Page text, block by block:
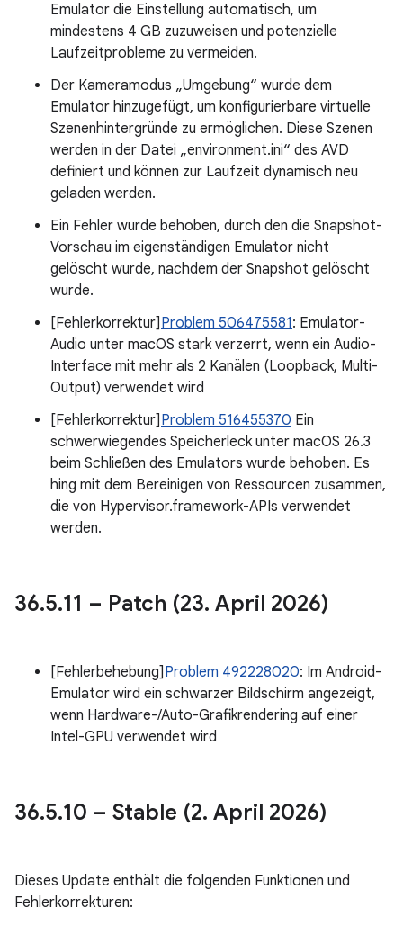
Emulator die Einstellung automatisch, um
mindestens 4 GB zuzuweisen und potenzielle
Laufzeitprobleme zu vermeiden.
Der Kameramodus „Umgebung“ wurde dem
Emulator hinzugefügt, um konfigurierbare virtuelle
Szenenhintergründe zu ermöglichen. Diese Szenen
werden in der Datei „environment.ini“ des AVD
definiert und können zur Laufzeit dynamisch neu
geladen werden.
Ein Fehler wurde behoben, durch den die Snapshot-
Vorschau im eigenständigen Emulator nicht
gelöscht wurde, nachdem der Snapshot gelöscht
wurde.
[Fehlerkorrektur] Problem 506475581: Emulator-
Audio unter macOS stark verzerrt, wenn ein Audio-
Interface mit mehr als 2 Kanälen (Loopback, Multi-
Output) verwendet wird
[Fehlerkorrektur] Problem 516455370 Ein
schwerwiegendes Speicherleck unter macOS 26.3
beim Schließen des Emulators wurde behoben. Es
hing mit dem Bereinigen von Ressourcen zusammen,
die von Hypervisor.framework-APIs verwendet
werden.
36.5.11 – Patch (23. April 2026)
[Fehlerbehebung] Problem 492228020: Im Android-
Emulator wird ein schwarzer Bildschirm angezeigt,
wenn Hardware-/Auto-Grafikrendering auf einer
Intel-GPU verwendet wird
36.5.10 – Stable (2. April 2026)
Dieses Update enthält die folgenden Funktionen und
Fehlerkorrekturen: